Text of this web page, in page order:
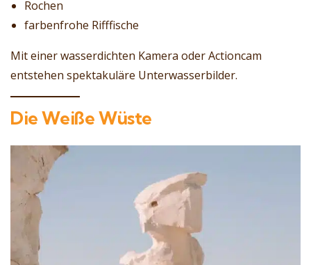
Rochen
farbenfrohe Rifffische
Mit einer wasserdichten Kamera oder Actioncam
entstehen spektakuläre Unterwasserbilder.
Die Weiße Wüste